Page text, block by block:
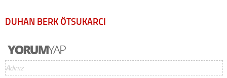
DUHAN BERK ÖTSUKARCI